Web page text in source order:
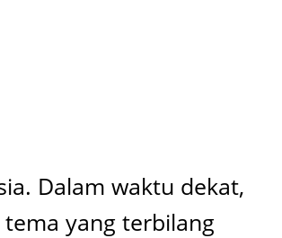
Dalam waktu dekat,
yang terbilang